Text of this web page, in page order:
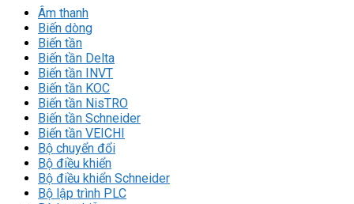
Âm thanh
Biến dòng
Biến tần
Biến tần Delta
Biến tần INVT
Biến tần KOC
Biến tần NisTRO
Biến tần Schneider
Biến tần VEICHI
Bộ chuyển đổi
Bộ điều khiển
Bộ điều khiển Schneider
Bộ lập trình PLC